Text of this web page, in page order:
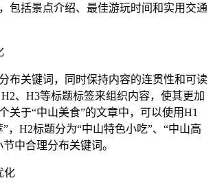
包括景点介绍、最佳游玩时间和实用交通
布关键词，同时保持内容的连贯性和可读
、H3等标题标签来组织内容，使其更加
关于“中山美食”的文章中，可以使用H1
，H2标题分为“中山特色小吃”、“中山高
中合理分布关键词。
化